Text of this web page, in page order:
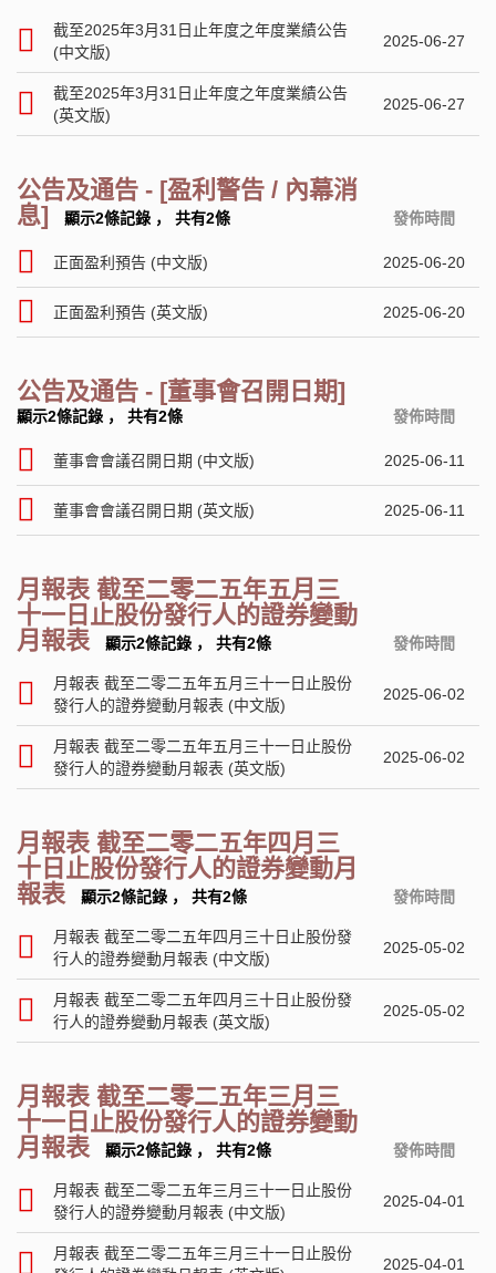
截至2025年3月31日止年度之年度業績公告
(中文版)
2025-06-27
截至2025年3月31日止年度之年度業績公告
(英文版)
2025-06-27
公告及通告 - [盈利警告 / 內幕消
息]
顯示2條記錄 ， 共有2條 發佈時間
正面盈利預告 (中文版) 2025-06-20
正面盈利預告 (英文版) 2025-06-20
公告及通告 - [董事會召開日期]
顯示2條記錄 ， 共有2條 發佈時間
董事會會議召開日期 (中文版) 2025-06-11
董事會會議召開日期 (英文版) 2025-06-11
月報表 截至二零二五年五月三
十一日止股份發行人的證券變動
月報表
顯示2條記錄 ， 共有2條 發佈時間
月報表 截至二零二五年五月三十一日止股份
發行人的證券變動月報表 (中文版)
2025-06-02
月報表 截至二零二五年五月三十一日止股份
發行人的證券變動月報表 (英文版)
2025-06-02
月報表 截至二零二五年四月三
十日止股份發行人的證券變動月
報表
顯示2條記錄 ， 共有2條 發佈時間
月報表 截至二零二五年四月三十日止股份發
行人的證券變動月報表 (中文版)
2025-05-02
月報表 截至二零二五年四月三十日止股份發
行人的證券變動月報表 (英文版)
2025-05-02
月報表 截至二零二五年三月三
十一日止股份發行人的證券變動
月報表
顯示2條記錄 ， 共有2條 發佈時間
月報表 截至二零二五年三月三十一日止股份
發行人的證券變動月報表 (中文版)
2025-04-01
月報表 截至二零二五年三月三十一日止股份
2025-04-01